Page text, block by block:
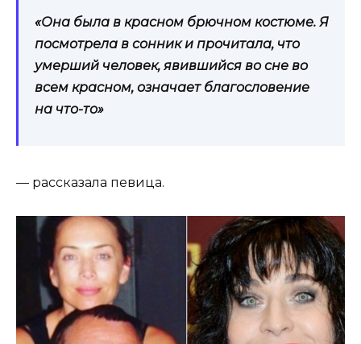
«Она была в красном брючном костюме. Я
посмотрела в сонник и прочитала, что
умерший человек, явившийся во сне во
всем красном, означает благословение
на что-то»
— рассказала певица.